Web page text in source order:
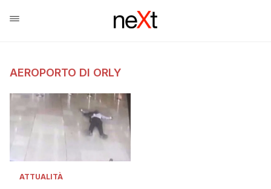
AEROPORTO DI ORLY
ATTUALITÀ